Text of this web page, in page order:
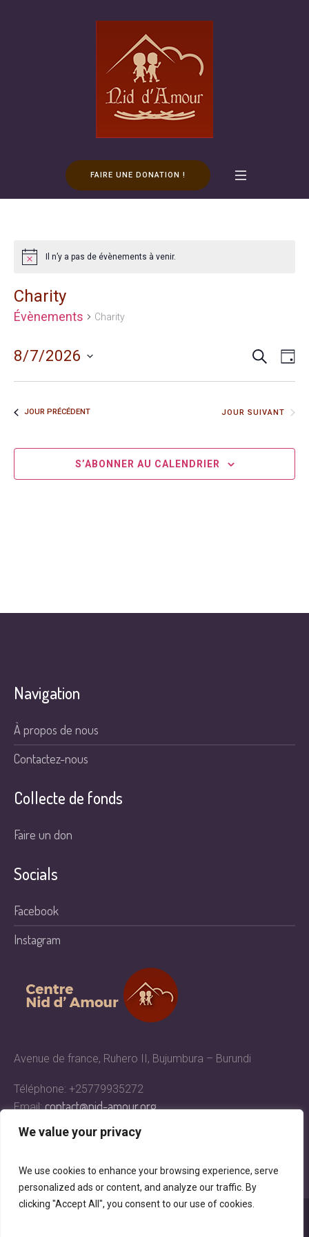
We value your privacy
We use cookies to enhance your browsing experience, serve
personalized ads or content, and analyze our traffic. By
clicking "Accept All", you consent to our use of cookies.
FAIRE UNE DONATION !
Il n’y a pas de évènements à venir.
Charity
Évènements Charity
et
vues
8/7/2026
date.JOUR PRÉCÉDENT JOUR SUIVANT
S’ABONNER AU CALENDRIER
Navigation
À propos de nous
Contactez-nous
Collecte de fonds
Faire un don
Socials
Facebook
Instagram
Avenue de france, Ruhero II, Bujumbura – Burundi
Téléphone: +25779935272
Email:contact@nid-amour.org